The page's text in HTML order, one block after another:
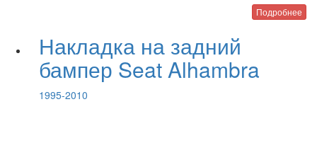
Подробнее
Накладка на задний
бампер Seat Alhambra
1995-2010